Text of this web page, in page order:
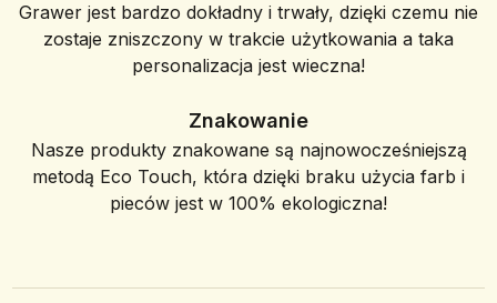
Grawer jest bardzo dokładny i trwały, dzięki czemu nie
zostaje zniszczony w trakcie użytkowania a taka
personalizacja jest wieczna!
Znakowanie
Nasze produkty znakowane są najnowocześniejszą
metodą Eco Touch, która dzięki braku użycia farb i
pieców jest w 100% ekologiczna!